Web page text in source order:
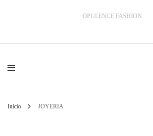
OPULENCE FASHION
Inicio JOYERIA